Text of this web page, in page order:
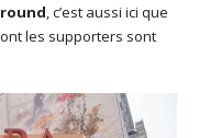
, c’est aussi ici que
les supporters sont